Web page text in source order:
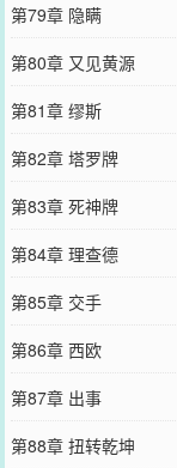
第79章 隐瞒
第80章 又见黄源
第81章 缪斯
第82章 塔罗牌
第83章 死神牌
第84章 理查德
第85章 交手
第86章 西欧
第87章 出事
第88章 扭转乾坤